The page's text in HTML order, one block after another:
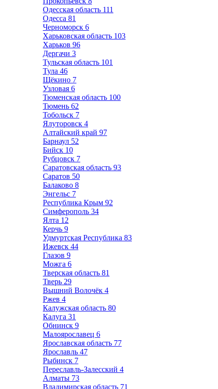
Одесская область 111
Одесса 81
Черноморск 6
Харьковская область 103
Харьков 96
Дергачи 3
Тульская область 101
Тула 46
Щёкино 7
Узловая 6
Тюменская область 100
Тюмень 62
Тобольск 7
Ялуторовск 4
Алтайский край 97
Барнаул 52
Бийск 10
Рубцовск 7
Саратовская область 93
Саратов 50
Балаково 8
Энгельс 7
Республика Крым 92
Симферополь 34
Ялта 12
Керчь 9
Удмуртская Республика 83
Ижевск 44
Глазов 9
Можга 6
Тверская область 81
Тверь 29
Вышний Волочёк 4
Ржев 4
Калужская область 80
Калуга 31
Обнинск 9
Малоярославец 6
Ярославская область 77
Ярославль 47
Рыбинск 7
Переславль-Залесский 4
Алматы 73
Владимирская область 71